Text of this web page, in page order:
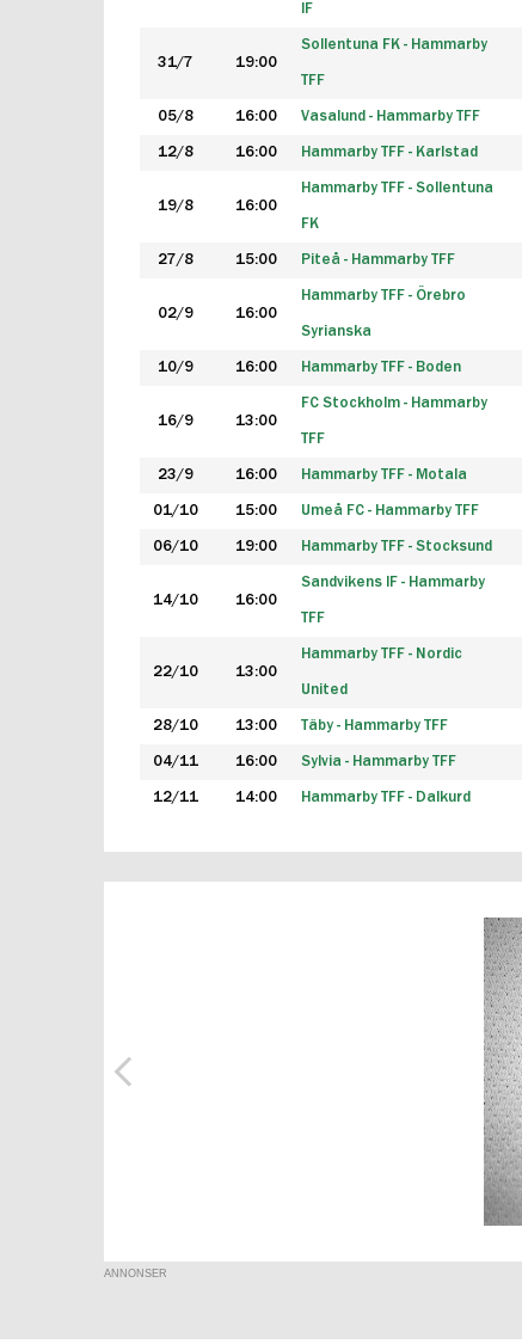
IF
31/7 19:00
Sollentuna FK - Hammarby
TFF
05/8 16:00 Vasalund - Hammarby TFF
12/8 16:00 Hammarby TFF - Karlstad
19/8 16:00
Hammarby TFF - Sollentuna
FK
27/8 15:00 Piteå - Hammarby TFF
02/9 16:00
Hammarby TFF - Örebro
Syrianska
10/9 16:00 Hammarby TFF - Boden
16/9 13:00
FC Stockholm - Hammarby
TFF
23/9 16:00 Hammarby TFF - Motala
01/10 15:00 Umeå FC - Hammarby TFF
06/10 19:00 Hammarby TFF - Stocksund
14/10 16:00
Sandvikens IF - Hammarby
TFF
22/10 13:00
Hammarby TFF - Nordic
United
28/10 13:00 Täby - Hammarby TFF
04/11 16:00 Sylvia - Hammarby TFF
12/11 14:00 Hammarby TFF - Dalkurd
ANNONSER